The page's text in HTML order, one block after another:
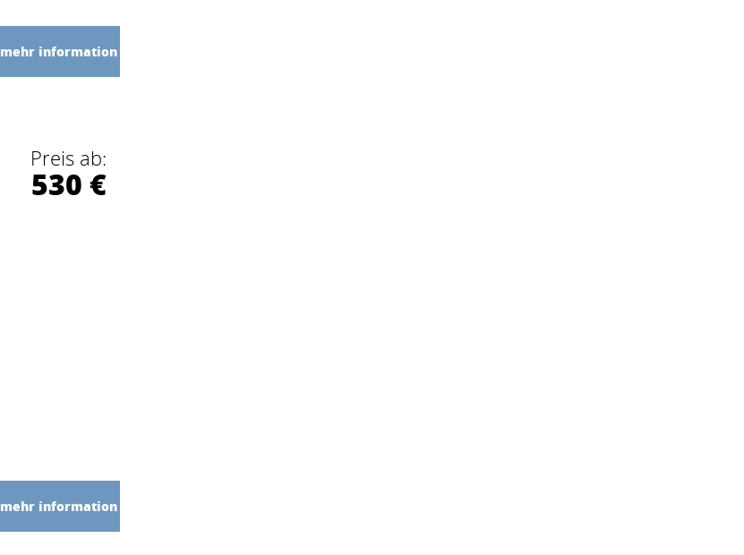
mehr information
Preis ab:
530 €
mehr information